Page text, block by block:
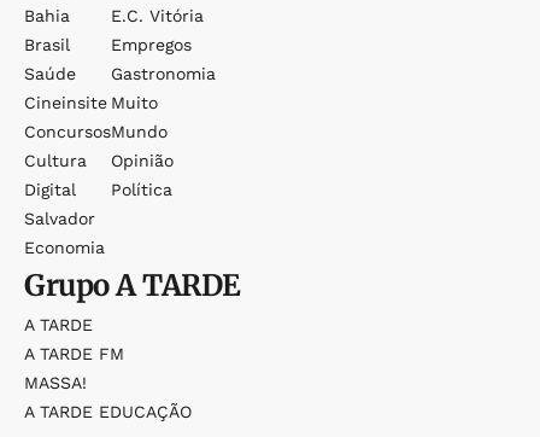
Bahia
Brasil
Saúde
Cineinsite
Concursos
Cultura
Digital
Salvador
Economia
E.c. Vitória
Empregos
Gastronomia
Muito
Mundo
Opinião
Política
GrupoA TARDE
A TARDE
A TARDE FM
MASSA!
A TARDE EDUCAÇÃO